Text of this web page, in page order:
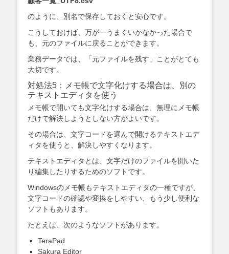
のように、別名で保存しておくと安心です。
こうしておけば、万が一うまくいかなかった場合で
も、元のファイルに戻ることができます。
業務データでは、「元ファイルを残す」ことがとても
大切です。
対処法5：メモ帳で文字化けする場合は、別の
テキストエディタを使う
メモ帳で開いても文字化けする場合は、無理にメモ帳
だけで解決しようとしない方がよいです。
その場合は、文字コードを選んで開けるテキストエデ
ィタを使うと、解決しやすくなります。
テキストエディタとは、文字だけのファイルを開いた
り編集したりするためのソフトです。
Windowsのメモ帳もテキストエディタの一種ですが、
文字コードの確認や変換をしやすい、もう少し便利な
ソフトもあります。
たとえば、次のようなソフトがあります。
TeraPad
Sakura Editor